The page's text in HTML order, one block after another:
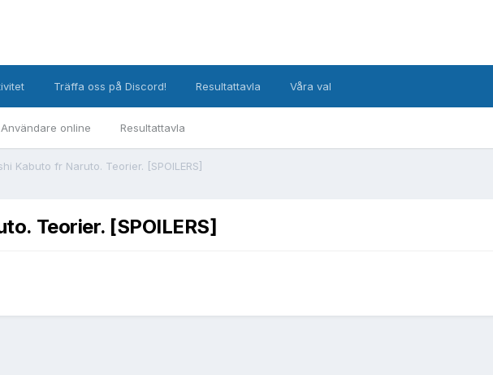
Användare online Resultattavla
Träffa oss på Discord! Resultattavla Våra val
Kabuto fr Naruto. Teorier. [SPOILERS]
Teorier. [SPOILERS]